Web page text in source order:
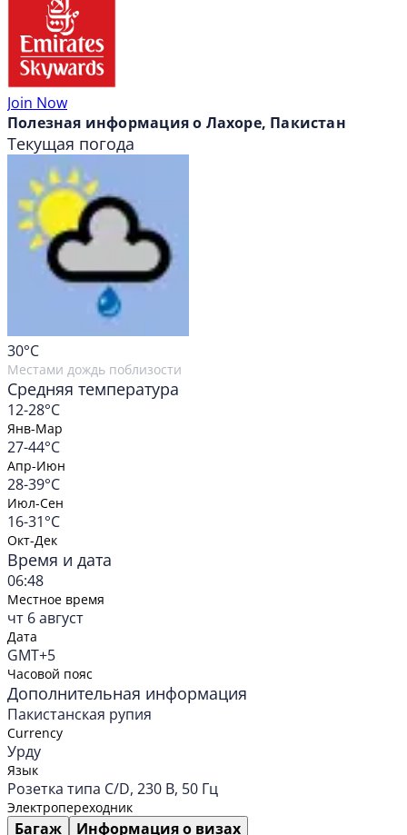
Join Now
Полезная информация о Лахоре, Пакистан
Текущая погода
30°C
Местами дождь поблизости
Средняя температура
12-28°C
Янв-Мар
27-44°C
Апр-Июн
28-39°C
Июл-Сен
16-31°C
Окт-Дек
Время и дата
06:48
Местное время
чт 6 август
Дата
GMT+5
Часовой пояс
Дополнительная информация
Пакистанская рупия
Currency
Урду
Язык
Розетка типа C/D, 230 В, 50 Гц
Электропереходник
Багаж
Информация о визах